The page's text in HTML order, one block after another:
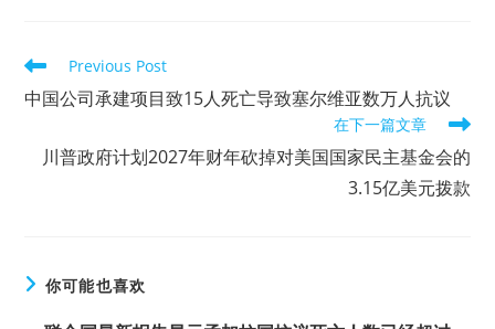
Read
more
articles
Previous Post
中国公司承建项目致15人死亡导致塞尔维亚数万人抗议
在下一篇文章
川普政府计划2027年财年砍掉对美国国家民主基金会的
3.15亿美元拨款
你可能也喜欢